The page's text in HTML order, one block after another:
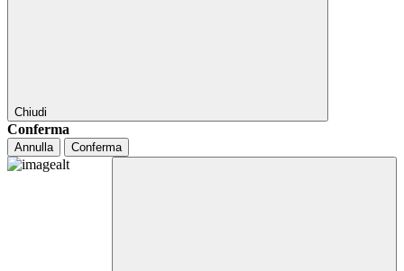
Chiudi
Conferma
Annulla Conferma